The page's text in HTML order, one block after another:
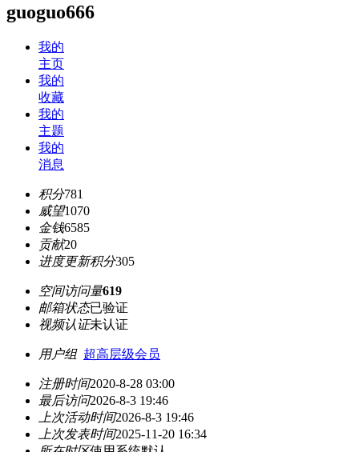
guoguo666
我的
主页
我的
收藏
我的
主题
我的
消息
积分781
威望1070
金钱6585
贡献20
进度更新积分305
空间访问量619
邮箱状态已验证
视频认证未认证
用户组 超高层级会员
注册时间2020-8-28 03:00
最后访问2026-8-3 19:46
上次活动时间2026-8-3 19:46
上次发表时间2025-11-20 16:34